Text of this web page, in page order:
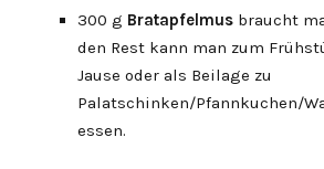
300 g Bratapfelmus braucht
den Rest kann man zum
Jause oder als Beilage zu
Palatschinken/Pfannkuchen/
essen.